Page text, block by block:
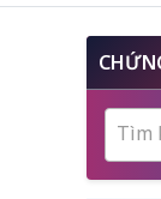
Tìm